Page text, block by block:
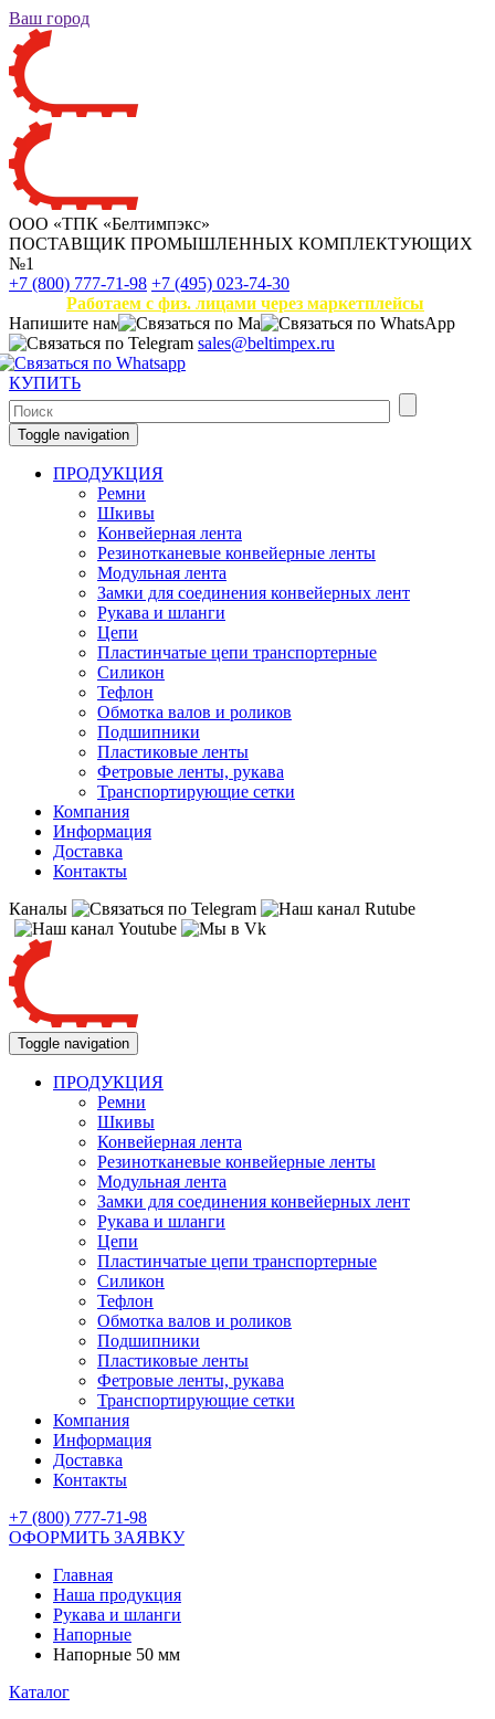
Ваш город
ООО «ТПК «Белтимпэкс»
ПОСТАВЩИК ПРОМЫШЛЕННЫХ КОМПЛЕКТУЮЩИХ
№1
+7 (800) 777-71-98 +7 (495) 023-74-30
Работаем с физ. лицами через маркетплейсы
Напишите нам
sales@beltimpex.ru
КУПИТЬ
Toggle navigation
ПРОДУКЦИЯ
Ремни
Шкивы
Конвейерная лента
Резинотканевые конвейерные ленты
Модульная лента
Замки для соединения конвейерных лент
Рукава и шланги
Цепи
Пластинчатые цепи транспортерные
Силикон
Тефлон
Обмотка валов и роликов
Подшипники
Пластиковые ленты
Фетровые ленты, рукава
Транспортирующие сетки
Компания
Информация
Доставка
Контакты
Каналы
Toggle navigation
ПРОДУКЦИЯ
Ремни
Шкивы
Конвейерная лента
Резинотканевые конвейерные ленты
Модульная лента
Замки для соединения конвейерных лент
Рукава и шланги
Цепи
Пластинчатые цепи транспортерные
Силикон
Тефлон
Обмотка валов и роликов
Подшипники
Пластиковые ленты
Фетровые ленты, рукава
Транспортирующие сетки
Компания
Информация
Доставка
Контакты
+7 (800) 777-71-98
ОФОРМИТЬ ЗАЯВКУ
Главная
Наша продукция
Рукава и шланги
Напорные
Напорные 50 мм
Каталог